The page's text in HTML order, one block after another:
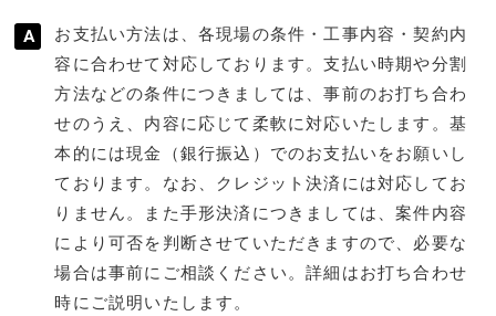
お支払い方法は、各現場の条件・工事内容・契約内
容に合わせて対応しております。支払い時期や分割
方法などの条件につきましては、事前のお打ち合わ
せのうえ、内容に応じて柔軟に対応いたします。基
本的には現金（銀行振込）でのお支払いをお願いし
ております。なお、クレジット決済には対応してお
りません。また手形決済につきましては、案件内容
により可否を判断させていただきますので、必要な
場合は事前にご相談ください。詳細はお打ち合わせ
時にご説明いたします。